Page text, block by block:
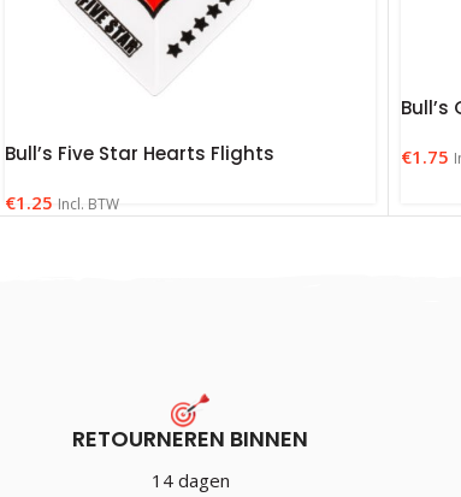
Bull’s Five Star Hearts Flights
€1.25 Incl. BTW
€1.75
RETOURNEREN BINNEN
14 dagen